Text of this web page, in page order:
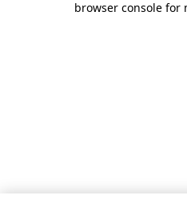
browser console for